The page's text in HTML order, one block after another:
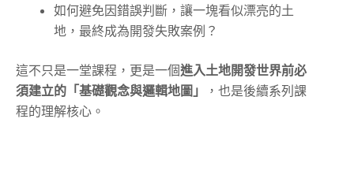
如何避免因錯誤判斷，讓一塊看似漂亮的土
地，最終成為開發失敗案例？
這不只是一堂課程，更是一個進入土地開發世界前必
須建立的「基礎觀念與邏輯地圖」
，也是後續系列課
程的理解核心。